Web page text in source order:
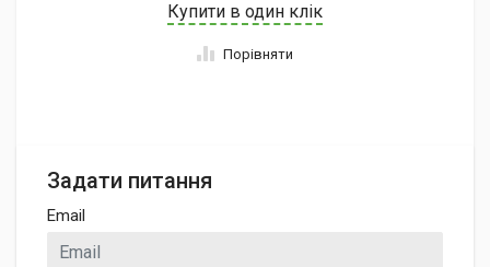
Купити в один клік
Порівняти
Задати питання
Email